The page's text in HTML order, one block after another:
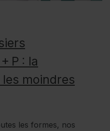
P : la
moindres
les formes, nos